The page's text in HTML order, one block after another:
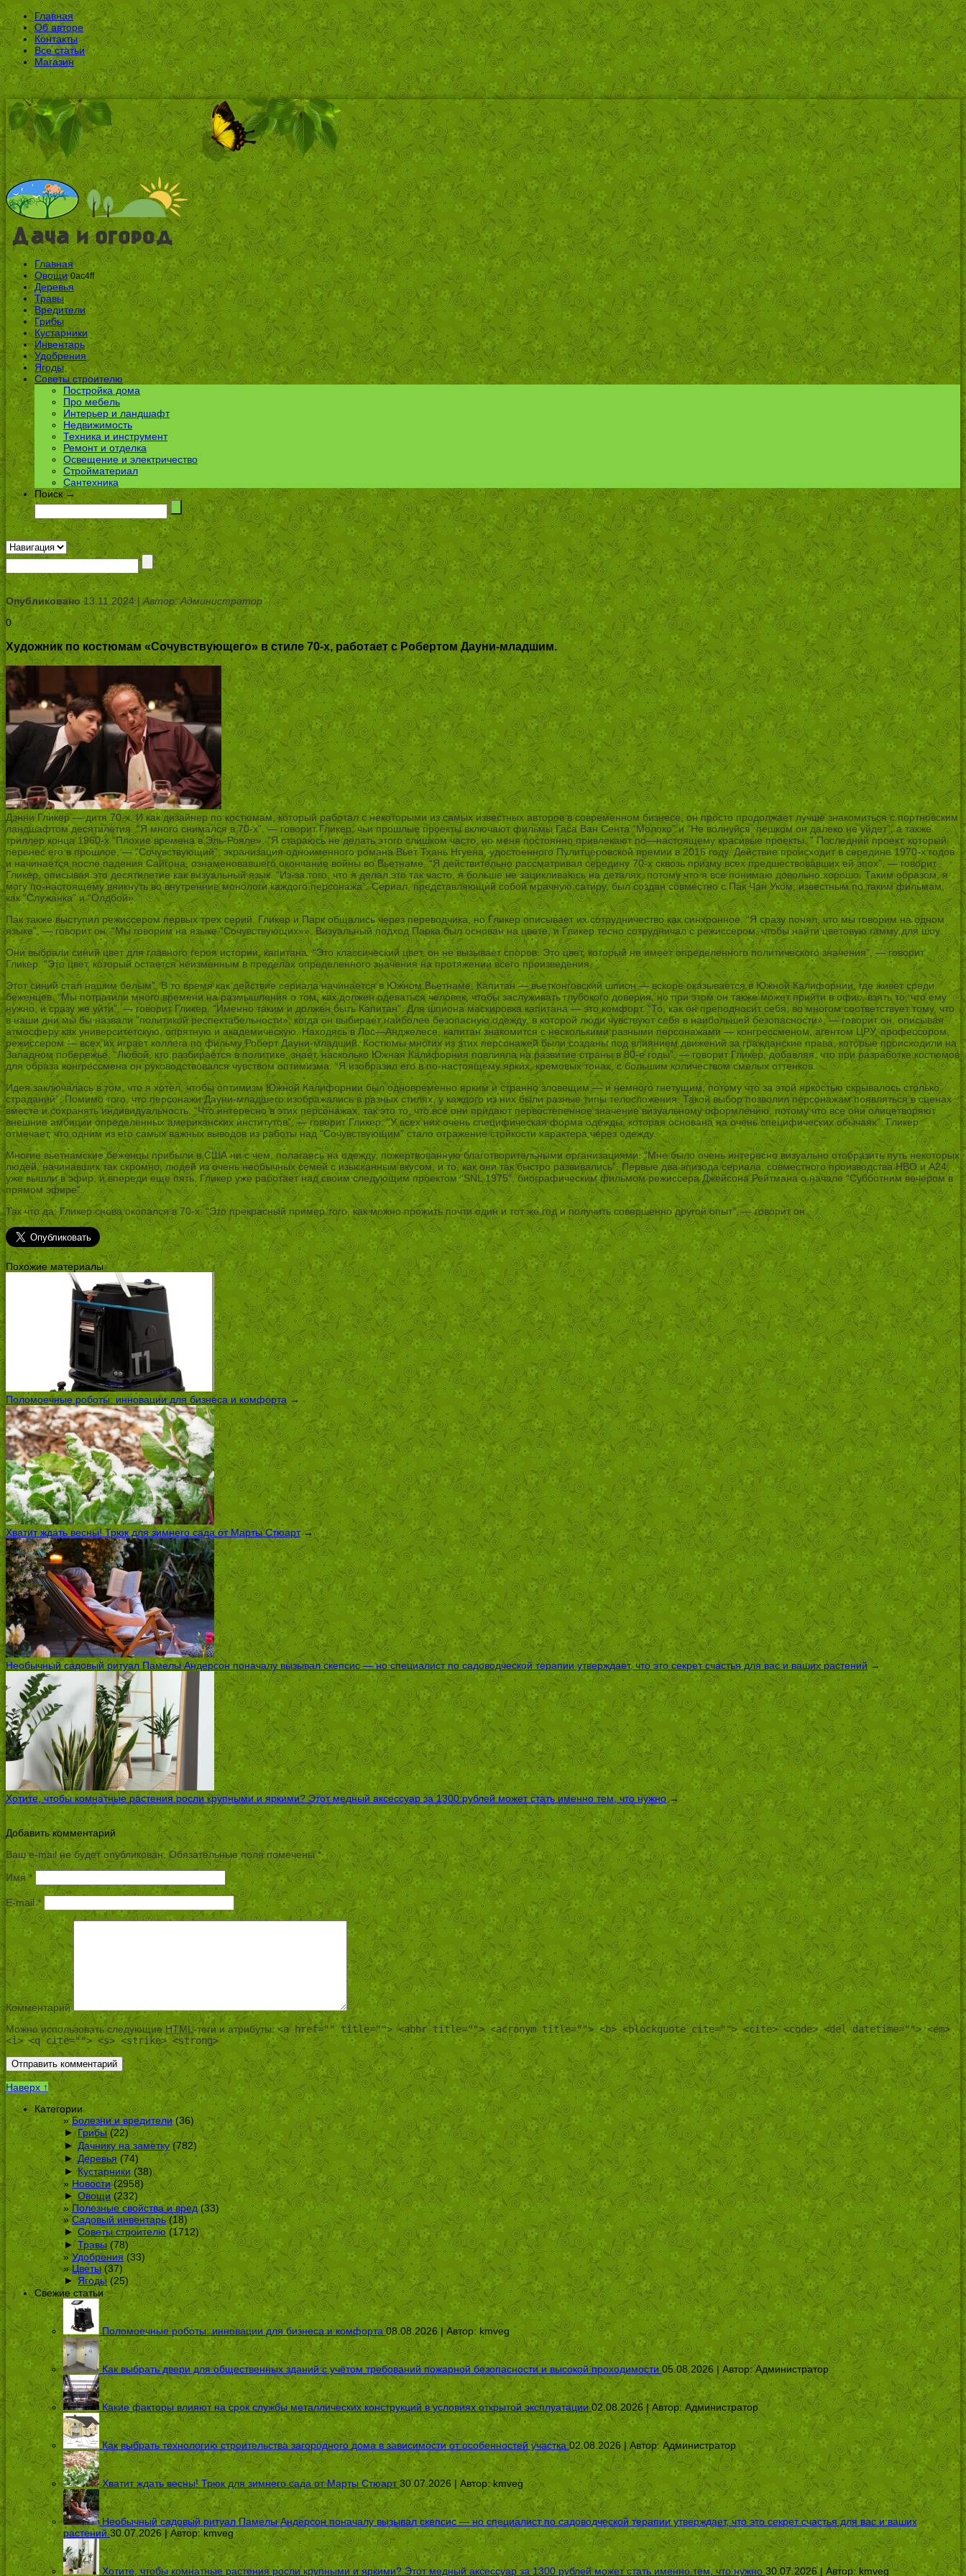
Главная
Об авторе
Контакты
Все статьи
Магазин
Главная
Овощи 0ac4ff
Деревья
Травы
Вредители
Грибы
Кустарники
Инвентарь
Удобрения
Ягоды
Советы строителю
Постройка дома
Про мебель
Интерьер и ландшафт
Недвижимость
Техника и инструмент
Ремонт и отделка
Освещение и электричество
Стройматериал
Сантехника
Поиск →
Опубликовано13.11.2024 |Автор: Администратор
0
Художник по костюмам «Сочувствующего» в стиле 70-х, работает с Робертом Дауни-младшим.
Дэнни Гликер — дитя 70-х. И как дизайнер по костюмам, который работал с некоторыми из самых известных авторов в современном бизнесе, он просто продолжает лучше знакомиться с портновским
ландшафтом десятилетия. “Я много снимался в 70-х”, — говорит Гликер, чьи прошлые проекты включают фильмы Гаса Ван Сента “Молоко” и “Не волнуйся, пешком он далеко не уйдет”, а также
триллер конца 1960-х “Плохие времена в Эль-Рояле». ”Я стараюсь не делать этого слишком часто, но меня постоянно привлекают по—настоящему красивые проекты. ” Последний проект, который
перенес его в прошлое, — “Сочувствующий”, экранизация одноименного романа Вьет Тхань Нгуена, удостоенного Пулитцеровской премии в 2016 году. Действие происходит в середине 1970-х годов
и начинается после падения Сайгона, ознаменовавшего окончание войны во Вьетнаме. “Я действительно рассматривал середину 70-х сквозь призму всех предшествовавших ей эпох”, — говорит
Гликер, описывая это десятилетие как визуальный язык. “Из-за того, что я делал это так часто, я больше не зацикливаюсь на деталях, потому что я все понимаю довольно хорошо. Таким образом, я
могу по-настоящему вникнуть во внутренние монологи каждого персонажа”. Сериал, представляющий собой мрачную сатиру, был создан совместно с Пак Чан Уком, известным по таким фильмам,
как “Служанка” и “Олдбой».
Пак также выступил режиссером первых трех серий. Гликер и Парк общались через переводчика, но Гликер описывает их сотрудничество как синхронное. “Я сразу понял, что мы говорим на одном
языке”, — говорит он. “Мы говорим на языке ”Сочувствующих»». Визуальный подход Парка был основан на цвете, и Гликер тесно сотрудничал с режиссером, чтобы найти цветовую гамму для шоу.
Они выбрали синий цвет для главного героя истории, капитана. “Это классический цвет, он не вызывает споров. Это цвет, который не имеет определенного политического значения”, — говорит
Гликер. “Это цвет, который остается неизменным в пределах определенного значения на протяжении всего произведения.
Этот синий стал нашим белым”. В то время как действие сериала начинается в Южном Вьетнаме, Капитан — вьетконговский шпион — вскоре оказывается в Южной Калифорнии, где живет среди
беженцев. “Мы потратили много времени на размышления о том, как должен одеваться человек, чтобы заслуживать глубокого доверия, но при этом он также может прийти в офис, взять то, что ему
нужно, и сразу же уйти”, — говорит Гликер. “Именно таким и должен быть Капитан”. Для шпиона маскировка капитана — это комфорт. “То, как он преподносит себя, во многом соответствует тому, что
в наши дни мы бы назвали ”политикой респектабельности», когда он выбирает наиболее безопасную одежду, в которой люди чувствуют себя в наибольшей безопасности», — говорит он, описывая
атмосферу как университетскую, опрятную и академическую. Находясь в Лос—Анджелесе, капитан знакомится с несколькими разными персонажами — конгрессменом, агентом ЦРУ, профессором,
режиссером — всех их играет коллега по фильму Роберт Дауни-младший. Костюмы многих из этих персонажей были созданы под влиянием движений за гражданские права, которые происходили на
Западном побережье. “Любой, кто разбирается в политике, знает, насколько Южная Калифорния повлияла на развитие страны в 80-е годы”, — говорит Гликер, добавляя, что при разработке костюмов
для образа конгрессмена он руководствовался чувством оптимизма. “Я изобразил его в по-настоящему ярких, кремовых тонах, с большим количеством смелых оттенков.
Идея заключалась в том, что я хотел, чтобы оптимизм Южной Калифорнии был одновременно ярким и странно зловещим — и немного гнетущим, потому что за этой яркостью скрывалось столько
страданий”. Помимо того, что персонажи Дауни-младшего изображались в разных стилях, у каждого из них были разные типы телосложения. Такой выбор позволил персонажам появляться в сценах
вместе и сохранять индивидуальность. “Что интересно в этих персонажах, так это то, что все они придают первостепенное значение визуальному оформлению, потому что все они олицетворяют
внешние амбиции определенных американских институтов”, — говорит Гликер. “У всех них очень специфическая форма одежды, которая основана на очень специфических обычаях”. Гликер
отмечает, что одним из его самых важных выводов из работы над “Сочувствующим” стало отражение стойкости характера через одежду.
Многие вьетнамские беженцы прибыли в США ни с чем, полагаясь на одежду, пожертвованную благотворительными организациями. “Мне было очень интересно визуально отобразить путь некоторых
людей, начинавших так скромно, людей из очень необычных семей с изысканным вкусом, и то, как они так быстро развивались”. Первые два эпизода сериала, совместного производства HBO и A24,
уже вышли в эфир, и впереди еще пять. Гликер уже работает над своим следующим проектом “SNL 1975”, биографическим фильмом режиссера Джейсона Рейтмана о начале “Субботним вечером в
прямом эфире”.
Так что да: Гликер снова окопался в 70-х. “Это прекрасный пример того, как можно прожить почти один и тот же год и получить совершенно другой опыт”, — говорит он.
Похожие материалы
Поломоечные роботы: инновации для бизнеса и комфорта →
Хватит ждать весны! Трюк для зимнего сада от Марты Стюарт→
Необычный садовый ритуал Памелы Андерсон поначалу вызывал скепсис — но специалист по садоводческой терапии утверждает, что это секрет счастья для вас и ваших растений→
Хотите, чтобы комнатные растения росли крупными и яркими? Этот медный аксессуар за 1300 рублей может стать именно тем, что нужно →
Добавить комментарий
Ваш e-mail не будет опубликован.Обязательные поля помечены*
Имя*
E-mail*
Комментарий
Можно использовать следующие HTML-теги и атрибуты:<a href="" title=""> <abbr title=""> <acronym title=""> <b> <blockquote cite=""> <cite> <code> <del datetime=""> <em>
<i> <q cite=""> <s> <strike> <strong>
Наверх ↑
Категории
Болезни и вредители(36)
► Грибы(22)
► Дачнику на заметку (782)
► Деревья (74)
► Кустарники (38)
Новости(2958)
► Овощи(232)
Полезные свойства и вред(33)
Садовый инвентарь(18)
► Советы строителю (1712)
► Травы(78)
Удобрения (33)
Цветы(37)
► Ягоды(25)
Свежие статьи
Поломоечные роботы: инновации для бизнеса и комфорта 08.08.2026 | Автор: kmveg
Как выбрать двери для общественных зданий с учётом требований пожарной безопасности и высокой проходимости 05.08.2026 | Автор:Администратор
Какие факторы влияют на срок службы металлических конструкций в условиях открытой эксплуатации 02.08.2026 | Автор:Администратор
Как выбрать технологию строительства загородного дома в зависимости от особенностей участка 02.08.2026 | Автор: Администратор
Хватит ждать весны! Трюк для зимнего сада от Марты Стюарт 30.07.2026 | Автор:kmveg
Необычный садовый ритуал Памелы Андерсон поначалу вызывал скепсис — но специалист по садоводческой терапии утверждает, что это секрет счастья для вас и ваших
растений 30.07.2026 | Автор:kmveg
Хотите, чтобы комнатные растения росли крупными и яркими? Этот медный аксессуар за 1300 рублей может стать именно тем, что нужно 30.07.2026 | Автор:kmveg